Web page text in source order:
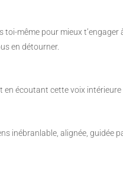
toi-même pour mieux
en détourner.
en écoutant cette voix
inébranlable, alignée, guidée